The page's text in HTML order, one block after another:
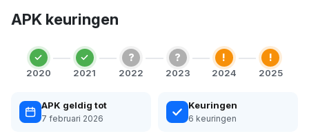
APK keuringen
2020 2021
?
2022
?
2023
!
2024
!
2025
APK geldig tot
7 februari 2026
Keuringen
6 keuringen